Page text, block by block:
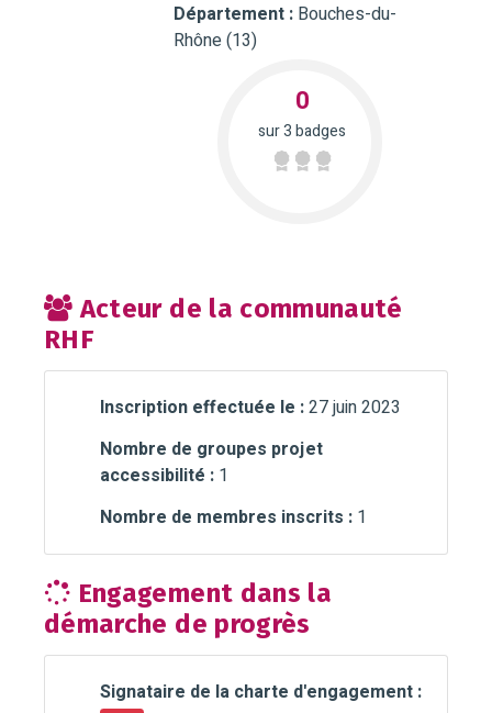
Département : Bouches-du-
Rhône (13)
0
sur 3 badges
Acteur de la communauté
RHF
Inscription effectuée le :27 juin 2023
Nombre de groupes projet
accessibilité : 1
Nombre de membres inscrits : 1
Engagement dans la
démarche de progrès
Signataire de la charte d'engagement :